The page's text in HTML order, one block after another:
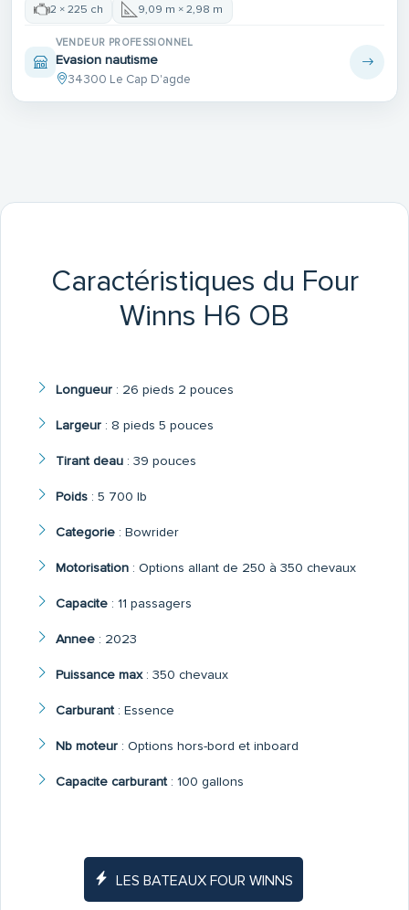
2 × 225 ch 9,09 m × 2,98 m
VENDEUR PROFESSIONNEL
Evasion nautisme
34300 Le Cap D'agde
Caractéristiques du Four
Winns H6 OB
Longueur: 26 pieds 2 pouces
Largeur: 8 pieds 5 pouces
Tirant deau: 39 pouces
Poids: 5 700 lb
Categorie: Bowrider
Motorisation: Options allant de 250 à 350 chevaux
Capacite: 11 passagers
Annee: 2023
Puissance max: 350 chevaux
Carburant: Essence
Nb moteur: Options hors-bord et inboard
Capacite carburant: 100 gallons
LES BATEAUX FOUR WINNS